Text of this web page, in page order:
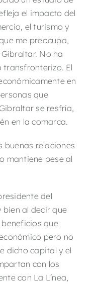
el impacto del
el turismo y
me preocupa,
No ha
transfronterizo. El
en
que
se resfría,
en la comarca.
buenas relaciones
mantiene pese al
del
bien al decir que
que
pero no
dicho capital y el
con los
con La Línea,